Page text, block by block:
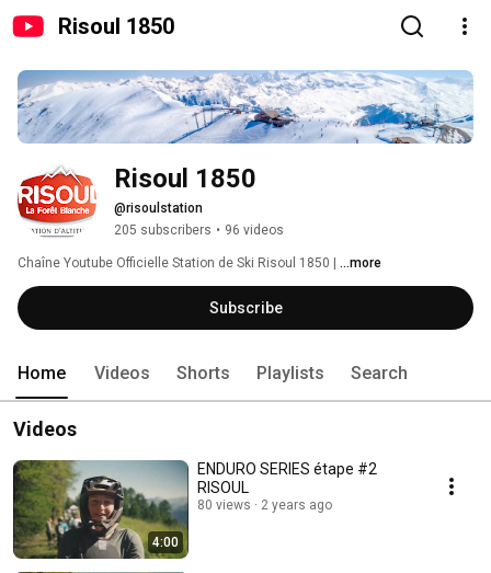
Risoul 1850
Risoul 1850
@risoulstation
205 subscribers • 96 videos
Chaîne Youtube Officielle Station de Ski Risoul 1850 | ...more
Subscribe
Home Videos Shorts Playlists Search
Videos
4:00
ENDURO SERIES étape #2
RISOUL
80 views 2 years ago